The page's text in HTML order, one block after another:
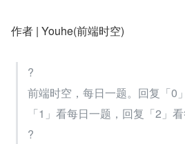
作者 | Youhe(前端时空)
?
前端时空，每日一题。回复「0
「1」看每日一题，回复「2」看
?